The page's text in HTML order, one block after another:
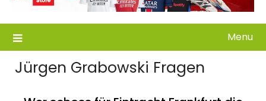
Menu
Jürgen Grabowski Fragen